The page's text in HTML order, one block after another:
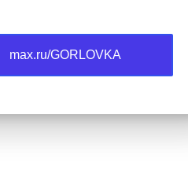
max.ru/GORLOVKA